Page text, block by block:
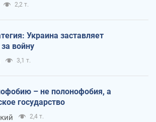
2,2 т.
Украина заставляет
войну
3,1 т.
– не полонофобия, а
государство
2,4 т.